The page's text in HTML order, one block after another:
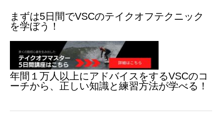
まずは5日間でVSCのテイクオフテクニック
を学ぼう！
年間１万人以上にアドバイスをするVSCのコ
ーチから、正しい知識と練習方法が学べる！